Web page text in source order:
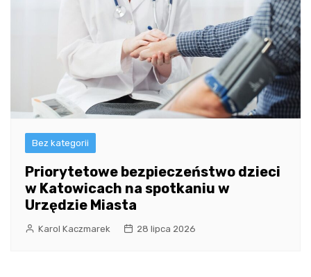
Bez kategorii
Priorytetowe bezpieczeństwo dzieci
w Katowicach na spotkaniu w
Urzędzie Miasta
Karol Kaczmarek 28 lipca 2026